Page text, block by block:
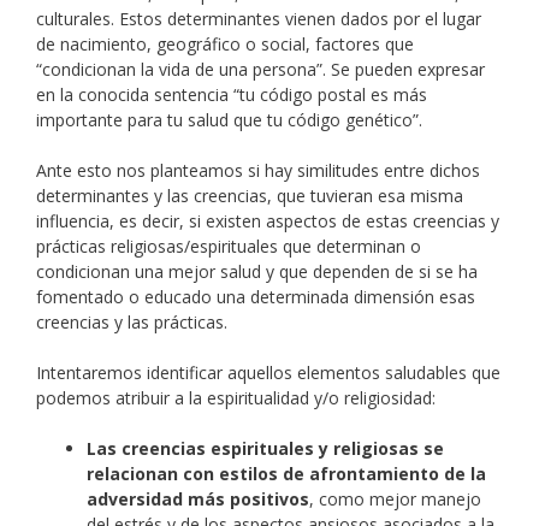
culturales. Estos determinantes vienen dados por el lugar
de nacimiento, geográfico o social, factores que
“condicionan la vida de una persona”. Se pueden expresar
en la conocida sentencia “tu código postal es más
importante para tu salud que tu código genético”.
Ante esto nos planteamos si hay similitudes entre dichos
determinantes y las creencias, que tuvieran esa misma
influencia, es decir, si existen aspectos de estas creencias y
prácticas religiosas/espirituales que determinan o
condicionan una mejor salud y que dependen de si se ha
fomentado o educado una determinada dimensión esas
creencias y las prácticas.
Intentaremos identificar aquellos elementos saludables que
podemos atribuir a la espiritualidad y/o religiosidad:
Las creencias espirituales y religiosas se
relacionan con estilos de afrontamiento de la
adversidad más positivos, como mejor manejo